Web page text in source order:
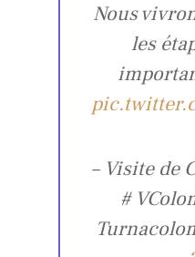
Nous
les
– Visite de
#